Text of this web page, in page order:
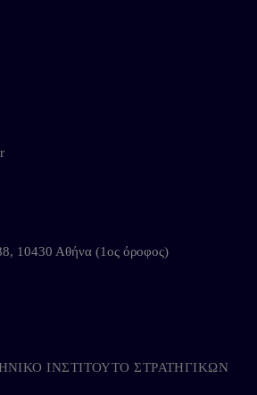
10430 Αθήνα (1ος όροφος)
ΙΝΣΤΙΤΟΥΤΟ ΣΤΡΑΤΗΓΙΚΩΝ